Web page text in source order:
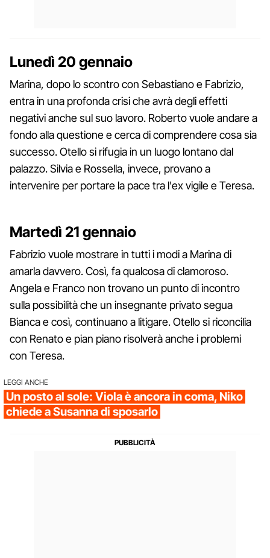
Lunedì 20 gennaio
Marina, dopo lo scontro con Sebastiano e Fabrizio,
entra in una profonda crisi che avrà degli effetti
negativi anche sul suo lavoro. Roberto vuole andare a
fondo alla questione e cerca di comprendere cosa sia
successo. Otello si rifugia in un luogo lontano dal
palazzo. Silvia e Rossella, invece, provano a
intervenire per portare la pace tra l'ex vigile e Teresa.
Martedì 21 gennaio
Fabrizio vuole mostrare in tutti i modi a Marina di
amarla davvero. Così, fa qualcosa di clamoroso.
Angela e Franco non trovano un punto di incontro
sulla possibilità che un insegnante privato segua
Bianca e così, continuano a litigare. Otello si riconcilia
con Renato e pian piano risolverà anche i problemi
con Teresa.
LEGGI ANCHE
Un posto al sole: Viola è ancora in coma, Niko
chiede a Susanna di sposarlo